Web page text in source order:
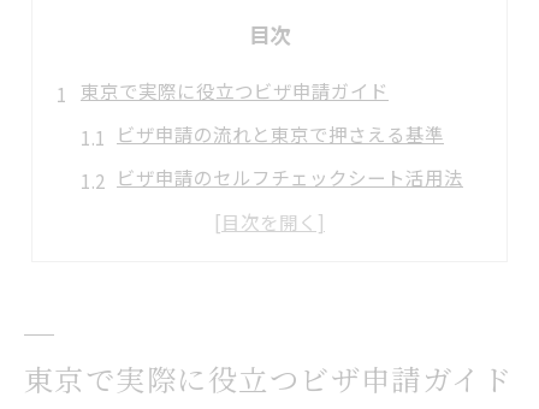
目次
東京で実際に役立つビザ申請ガイド
ビザ申請の流れと東京で押さえる基準
ビザ申請のセルフチェックシート活用法
ビザ申請で求められる書類整理のコツ
永住許可に関するガイドライン改訂要点
東京で実際に役立つビザ申請ガイド